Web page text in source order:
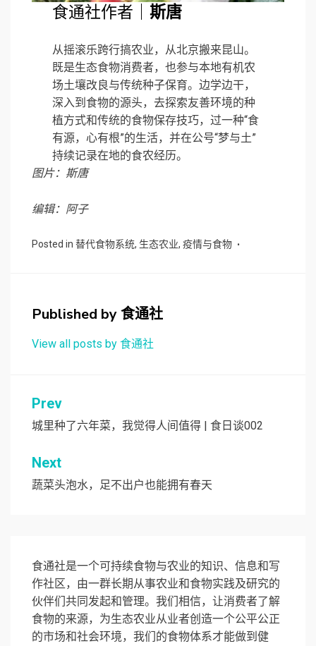
食通社作者｜ 斯唐
从摇滚乐跨行搞农业，从北京搬来昆山。
既是生态食物消费者，也参与本地有机农
场土壤改良与传统种子保育。边学边干，
深入到食物的源头，去探索友善环境的种
植方式和传统的食物保存技巧，过一种“食
有源，心有根”的生活，并在公号“梦与土”
持续记录在地的食农经历。
图片：斯唐
编辑：阿子
Posted in 替代食物系统, 生态农业, 疫情与食物
Published by食通社
View all posts by 食通社
文
章
导
航
Prev
城里种了六年菜，我觉得人间值得 | 食日谈002
Next
蔬菜头泡水，足不出户也能拥有春天
食通社是一个可持续食物与农业的知识、信息和写
作社区，由一群长期从事农业和食物实践及研究的
伙伴们共同发起和管理。我们相信，让消费者了解
食物的来源，为生态农业从业者创造一个公平公正
的市场和社会环境，我们的食物体系才能做到健